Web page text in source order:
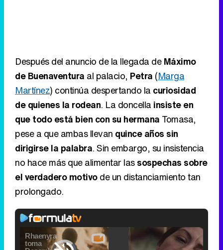
Después del anuncio de la llegada deMáximo
de Buenaventura al palacio, Petra (Marga
Martínez) continúa despertando la curiosidad
de quienes la rodean. La doncella insiste en
que todo está bien con su hermana Tomasa,
pese a que ambas llevan quince años sin
dirigirse la palabra. Sin embargo, su insistencia
no hace más que alimentar lassospechas sobre
el verdadero motivode un distanciamiento tan
prolongado.
Video